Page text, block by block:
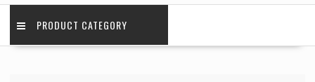
PRODUCT CATEGORY